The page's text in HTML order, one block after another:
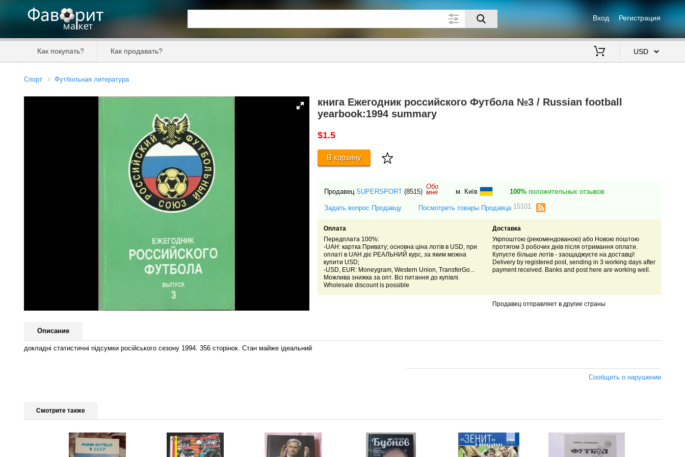
Вход Регистрация
Как покупать? Как продавать?
Спорт Футбольная литература
книга Ежегодник российского Футбола №3 / Russian football
yearbook:1994 summary
$1.5
В корзину
Продавец SUPERSPORT (8515)
Обо
мне м. Київ 100%положительных отзывов
Задать вопрос Продавцу Посмотреть товары Продавца 15101
Оплата
Передплата 100%:
-UAH: картка Привату; основна ціна лотів в USD, при
оплаті в UAH діє РЕАЛЬНИЙ курс, за яким можна
купити USD;
-USD, EUR: Moneygram, Western Union, TransferGo...
Можлива знижка за опт. Всі питання до купівлі.
Wholesale discount is possible
Доставка
Укрпоштою (рекомендованою) або Новою поштою
протягом 3 робочих днів після отримання оплати.
Купуєте більше лотів - заощаджуєте на доставці!
Delivery by registered post, sending in 3 working days after
payment received. Banks and post here are working well.
Продавец отправляет в другие страны
Описание
докладні статистичні підсумки російського сезону 1994. 356 сторінок. Стан майже ідеальний
Сообщить о нарушении
Смотрите также